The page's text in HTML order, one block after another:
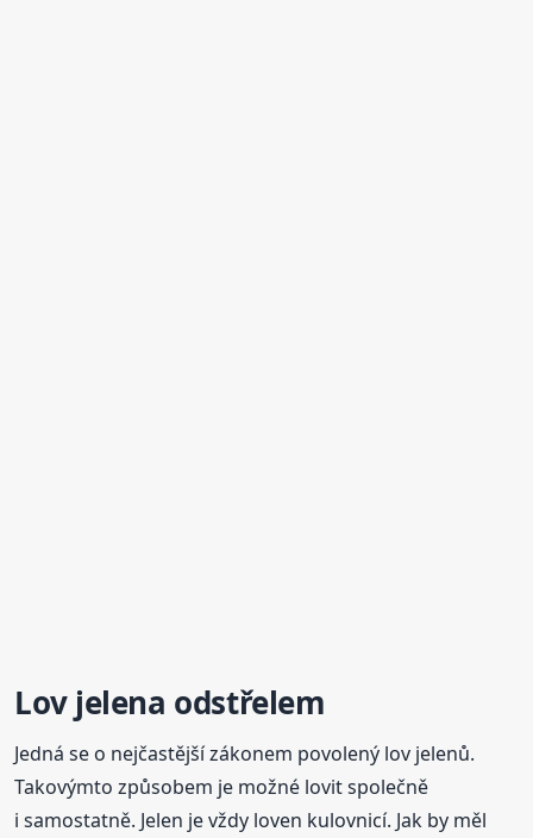
Lov jelena odstřelem
Jedná se o nejčastější zákonem povolený lov jelenů.
Takovýmto způsobem je možné lovit společně
i samostatně. Jelen je vždy loven kulovnicí. Jak by měl